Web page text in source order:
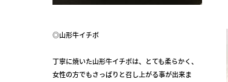
◎山形牛イチボ
丁寧に焼いた山形牛イチボは、とても柔らかく、
女性の方でもさっぱりと召し上がる事が出来ま